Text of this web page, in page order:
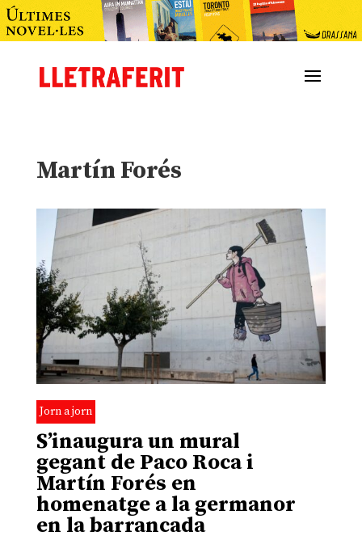
Martín Forés
Jorn a jorn
S’inaugura un mural
gegant de Paco Roca i
Martín Forés en
homenatge a la germanor
en la barrancada